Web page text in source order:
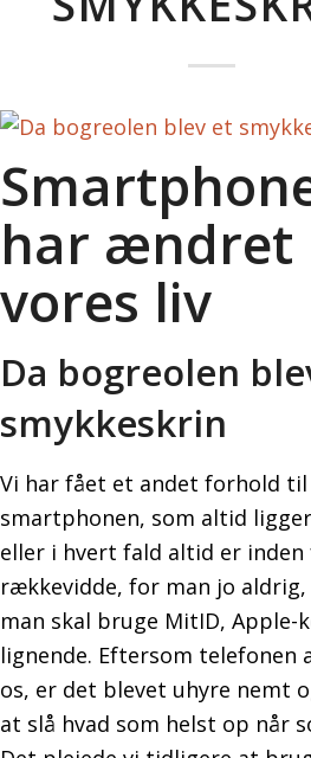
har ændret
vores liv
Da bogreolen
smykkeskrin
Vi har fået et andet forhold til
smartphonen, som altid
eller i hvert fald altid er
rækkevidde, for man jo
man skal bruge MitID, Apple-
lignende. Eftersom telefonen
os, er det blevet uhyre nemt
at slå hvad som helst op når